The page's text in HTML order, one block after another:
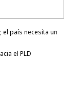
país necesita un
el PLD